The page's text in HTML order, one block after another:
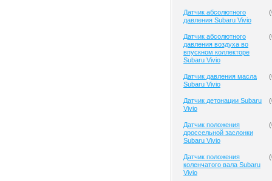
Датчик абсолютного
давления Subaru Vivio
(
Датчик абсолютного
давления воздуха во
впускном коллекторе
Subaru Vivio
(
Датчик давления масла
Subaru Vivio
(
Датчик детонации Subaru
Vivio
(
Датчик положения
дроссельной заслонки
Subaru Vivio
(
Датчик положения
коленчатого вала Subaru
Vivio
(